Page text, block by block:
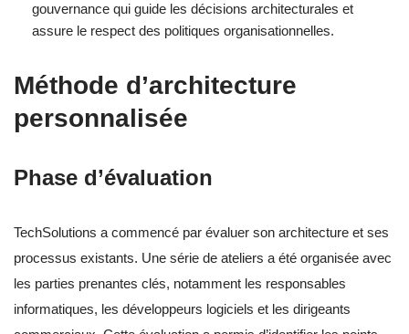
gouvernance qui guide les décisions architecturales et
assure le respect des politiques organisationnelles.
Méthode d’architecture
personnalisée
Phase d’évaluation
TechSolutions a commencé par évaluer son architecture et ses
processus existants. Une série de ateliers a été organisée avec
les parties prenantes clés, notamment les responsables
informatiques, les développeurs logiciels et les dirigeants